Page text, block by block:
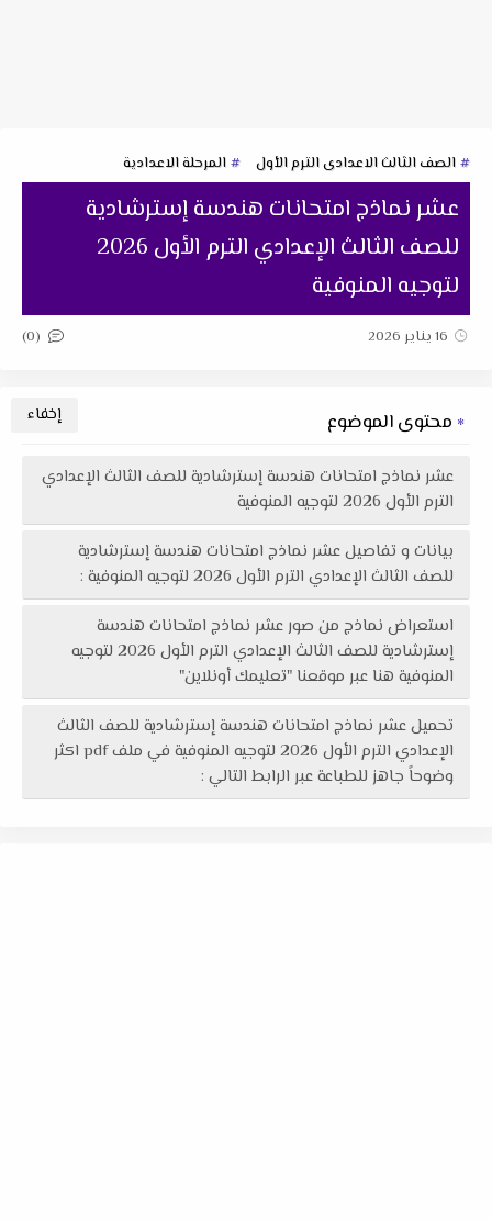
الصف الثالث الاعدادى الترم الأول المرحلة الاعدادية
عشر نماذج امتحانات هندسة إسترشادية
للصف الثالث الإعدادي الترم الأول 2026
لتوجيه المنوفية
16 يناير 2026 (0)
محتوى الموضوع
عشر نماذج امتحانات هندسة إسترشادية للصف الثالث الإعدادي
الترم الأول 2026 لتوجيه المنوفية
بيانات و تفاصيل عشر نماذج امتحانات هندسة إسترشادية
للصف الثالث الإعدادي الترم الأول 2026 لتوجيه المنوفية :
استعراض نماذج من صور عشر نماذج امتحانات هندسة
إسترشادية للصف الثالث الإعدادي الترم الأول 2026 لتوجيه
المنوفية هنا عبر موقعنا "تعليمك أونلاين"
تحميل عشر نماذج امتحانات هندسة إسترشادية للصف الثالث
الإعدادي الترم الأول 2026 لتوجيه المنوفية في ملف pdf اكثر
وضوحاً جاهز للطباعة عبر الرابط التالي :